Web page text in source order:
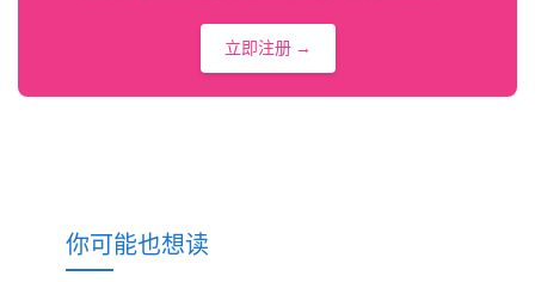
立即注册 →
你可能也想读